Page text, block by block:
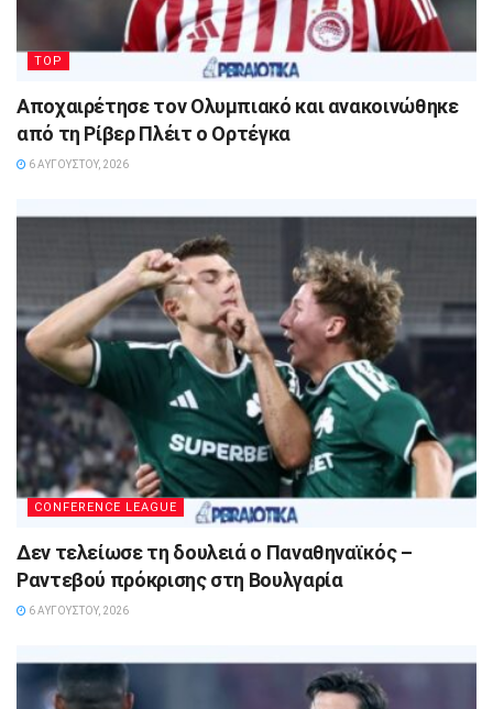
TOP
Αποχαιρέτησε τον Ολυμπιακό και ανακοινώθηκε
από τη Ρίβερ Πλέιτ ο Ορτέγκα
6 ΑΥΓΟΎΣΤΟΥ, 2026
CONFERENCE LEAGUE
Δεν τελείωσε τη δουλειά ο Παναθηναϊκός –
Ραντεβού πρόκρισης στη Βουλγαρία
6 ΑΥΓΟΎΣΤΟΥ, 2026